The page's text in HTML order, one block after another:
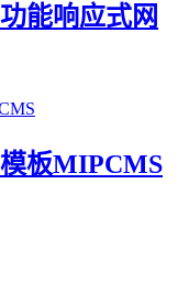
能响应式网
板MIPCMS